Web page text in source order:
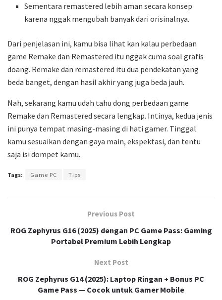
Sementara remastered lebih aman secara konsep
karena nggak mengubah banyak dari orisinalnya.
Dari penjelasan ini, kamu bisa lihat kan kalau perbedaan
game Remake dan Remastered itu nggak cuma soal grafis
doang. Remake dan remastered itu dua pendekatan yang
beda banget, dengan hasil akhir yang juga beda jauh.
Nah, sekarang kamu udah tahu dong perbedaan game
Remake dan Remastered secara lengkap. Intinya, kedua jenis
ini punya tempat masing-masing di hati gamer. Tinggal
kamu sesuaikan dengan gaya main, ekspektasi, dan tentu
saja isi dompet kamu.
Tags: Game PC Tips
Previous Post
ROG Zephyrus G16 (2025) dengan PC Game Pass: Gaming
Portabel Premium Lebih Lengkap
Next Post
ROG Zephyrus G14 (2025): Laptop Ringan + Bonus PC
Game Pass — Cocok untuk Gamer Mobile